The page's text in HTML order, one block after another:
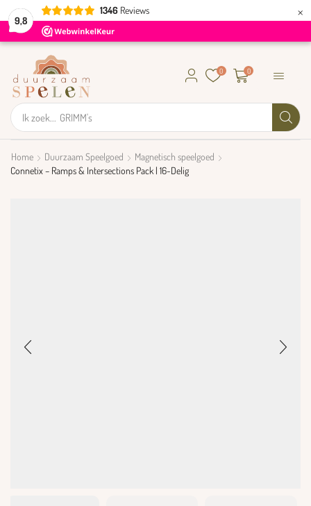
9,8
1346 Reviews ×
Ik zoek... GRIMM's
0 0
Home Duurzaam Speelgoed
Magnetisch speelgoed
Connetix – Ramps & Intersections Pack | 16-Delig